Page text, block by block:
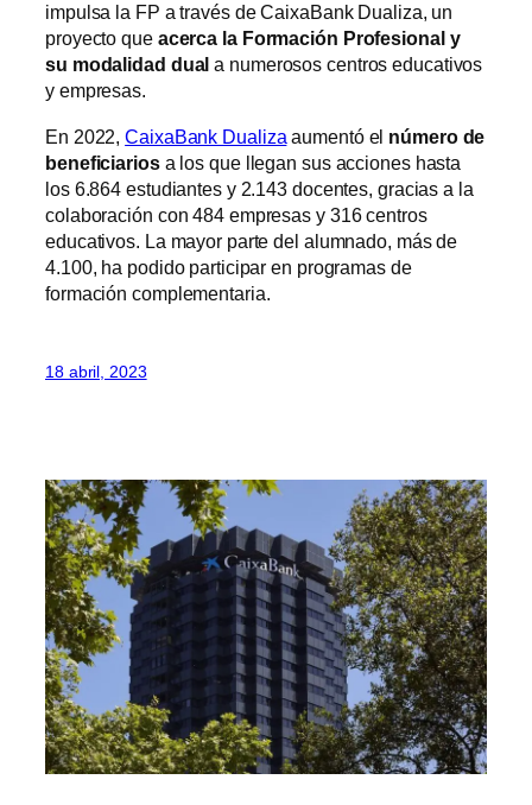
impulsa la FP a través de CaixaBank Dualiza, un
proyecto que acerca la Formación Profesional y
su modalidad dual a numerosos centros educativos
y empresas.
En 2022,CaixaBank Dualiza aumentó el número de
beneficiariosa los que llegan sus acciones hasta
los 6.864 estudiantes y 2.143 docentes, gracias a la
colaboración con 484 empresas y 316 centros
educativos. La mayor parte del alumnado, más de
4.100, ha podido participar en programas de
formación complementaria.
18 abril, 2023